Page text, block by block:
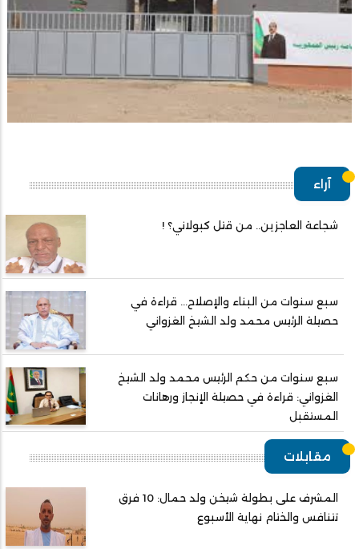
آراء
شجاعة العاجزين.. من قتل كبولاني؟ !
سبع سنوات من البناء والإصلاح... قراءة في
حصيلة الرئيس محمد ولد الشيخ الغزواني
سبع سنوات من حكم الرئيس محمد ولد الشيخ
الغزواني: قراءة في حصيلة الإنجاز ورهانات
المستقبل
مقابلات
المشرف على بطولة شيخن ولد حمال: 10 فرق
تتنافس والختام نهاية الأسبوع